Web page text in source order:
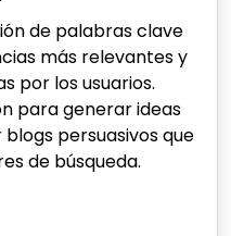
de palabras clave
más relevantes y
por los usuarios.
para generar ideas
persuasivos que
de búsqueda.